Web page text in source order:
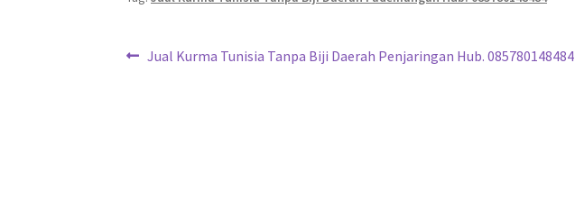
Jual Kurma Tunisia Tanpa Biji Daerah Penjaringan Hub. 085780148484